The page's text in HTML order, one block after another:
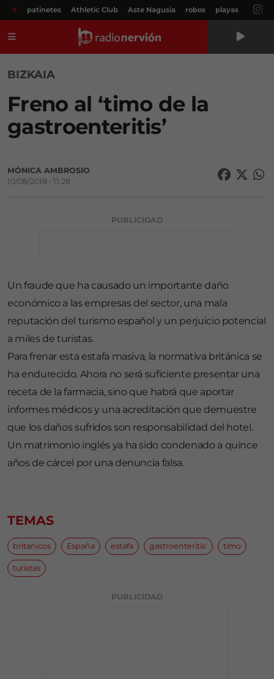
# patinetes Athletic Club Aste Nagusia robos playas
BIZKAIA
Freno al ‘timo de la
gastroenteritis’
MÓNICA AMBROSIO
10/08/2018 • 11:28
PUBLICIDAD
Un fraude que ha causado un importante daño
económico a las empresas del sector, una mala
reputación del turismo español y un perjuicio potencial
a miles de turistas.
Para frenar esta estafa masiva, la normativa británica se
ha endurecido. Ahora no será suficiente presentar una
receta de la farmacia, sino que habrá que aportar
informes médicos y una acreditación que demuestre
que los daños sufridos son responsabilidad del hotel.
Un matrimonio inglés ya ha sido condenado a quince
años de cárcel por una denuncia falsa.
TEMAS
britanicos España estafa gastroenteritis' timo
turistas
PUBLICIDAD